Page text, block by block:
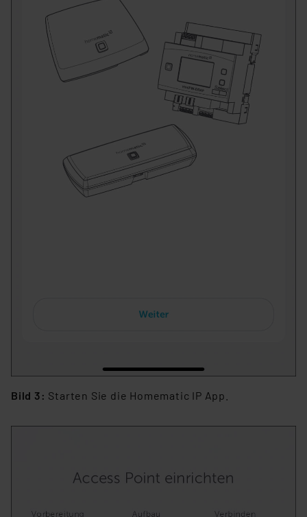
Bild 3: Starten Sie die Homematic IP App.